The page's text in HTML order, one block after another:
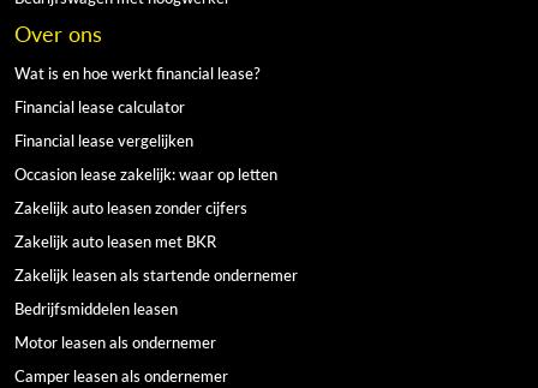
Over ons
Wat is en hoe werkt financial lease?
Financial lease calculator
Financial lease vergelijken
Occasion lease zakelijk: waar op letten
Zakelijk auto leasen zonder cijfers
Zakelijk auto leasen met BKR
Zakelijk leasen als startende ondernemer
Bedrijfsmiddelen leasen
Motor leasen als ondernemer
Camper leasen als ondernemer